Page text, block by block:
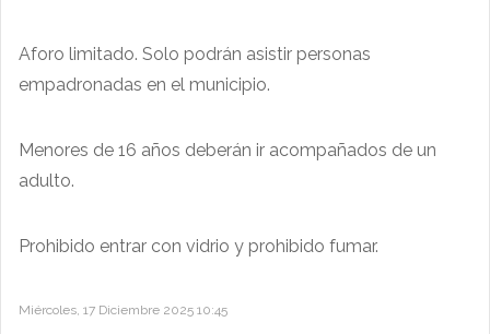
Aforo limitado. Solo podrán asistir personas
empadronadas en el municipio.
Menores de 16 años deberán ir acompañados de un
adulto.
Prohibido entrar con vidrio y prohibido fumar.
Miércoles, 17 Diciembre 2025 10:45